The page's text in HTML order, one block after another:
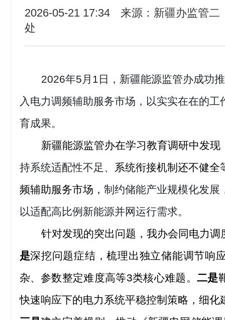
2026-05-21 17:34
来源：新疆办监管二
处
2026年5月1日，新疆能源监管办成功
入电力调频辅助服务市场，以实实在在的
育成果。
新疆能源监管办在学习教育调研中发现
持系统适配性不足、
系统衔接机制还不健全
频辅助服务市场， 制约储能产业规模化发展
以适配高比例新能源并网运行需求。
针对发现的突出问题，我办会同电力
是深挖问题症结，梳理出独立储能调节响
杂、参数整定难度高等3类核心难题。 二是
快速响应下的电力系统平稳控制策略，细